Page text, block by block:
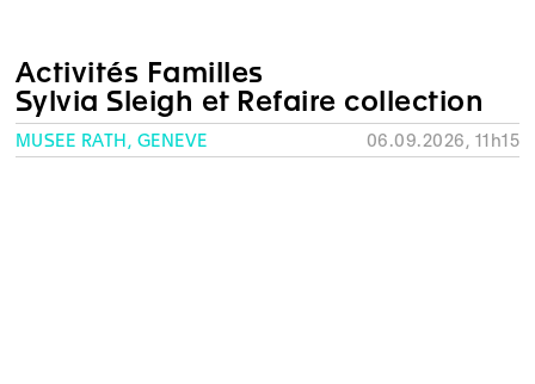
Activités Familles
Sylvia Sleigh et Refaire collection
MUSÉE RATH, GENÈVE 06.09.2026, 11h15